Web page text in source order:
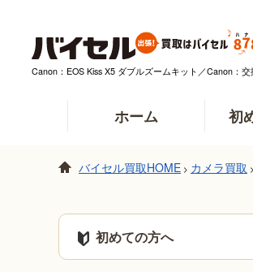
Canon：EOS Kiss X5 ダブルズームキット／Canon：
ホーム 初
バイセル買取HOME > カメラ買取 >
初めての方へ